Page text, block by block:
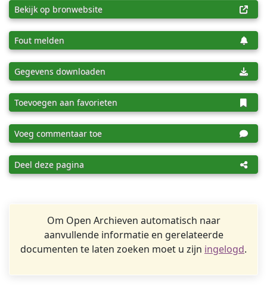
Bekijk op bronwebsite
Fout melden
Gegevens downloaden
Toevoegen aan favorieten
Voeg commentaar toe
Deel deze pagina
Om Open Archieven automatisch naar
aanvullende informatie en gerelateerde
documenten te laten zoeken moet u zijn ingelogd.